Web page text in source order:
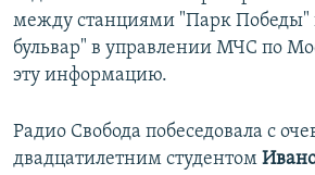
между станциями "Парк Победы"
бульвар" в управлении МЧС по
эту информацию.
Радио Свобода побеседовала с
двадцатилетним студентом